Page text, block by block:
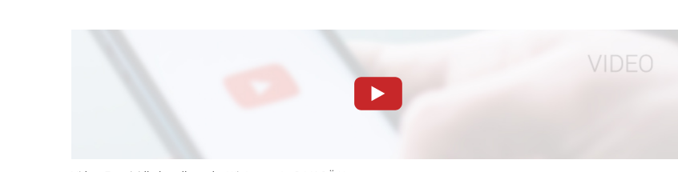
Zum Abspielen von YouTube-Videos auf dieser Website müssen Cookies gesetzt werden
diese Website in den Cookie-Einstellungen jederzeit einsehen und korrigieren